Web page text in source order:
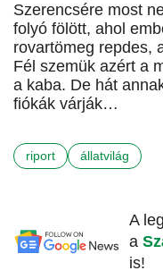
Szerencsére most
folyó fölött, ahol
rovartömeg repdes,
Fél szemük azért a
a kaba. De hát
fiókák várják…
riport állatvilág
A
a
is!